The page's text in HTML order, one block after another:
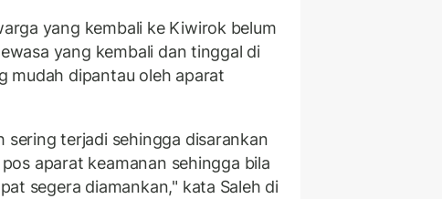
yang kembali ke Kiwirok belum
yang kembali dan tinggal di
mudah dipantau oleh aparat
sering terjadi sehingga disarankan
aparat keamanan sehingga bila
segera diamankan," kata Saleh di